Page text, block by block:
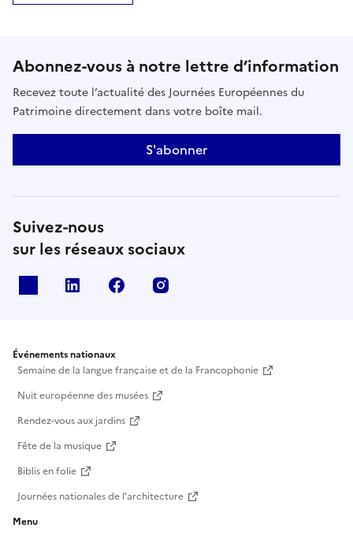
Abonnez-vous à notre lettre d’information
Recevez toute l’actualité des Journées Européennes du
Patrimoine directement dans votre boîte mail.
S'abonner
Suivez-nous
sur les réseaux sociaux
Linkedin Facebook
Événements nationaux
Semaine de la langue française et de la Francophonie
Nuit européenne des musées
Rendez-vous aux jardins
Fête de la musique
Biblis en folie
Journées nationales de l'architecture
Menu